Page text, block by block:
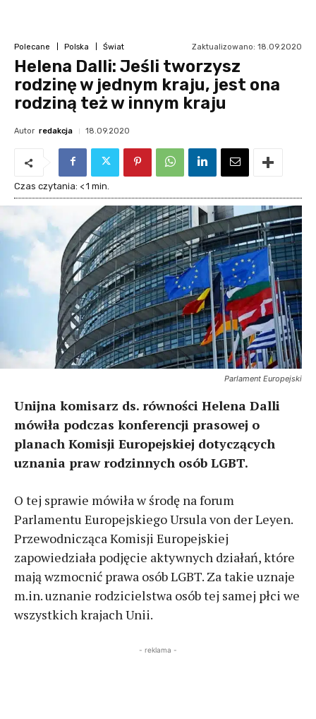
Polecane Polska Świat Zaktualizowano: 18.09.2020
Helena Dalli: Jeśli tworzysz
rodzinę w jednym kraju, jest ona
rodziną też w innym kraju
Autor redakcja 18.09.2020
Czas czytania: < 1 min.
Parlament Europejski
Unijna komisarz ds. równości Helena Dalli
mówiła podczas konferencji prasowej o
planach Komisji Europejskiej dotyczących
uznania praw rodzinnych osób LGBT.
O tej sprawie mówiła w środę na forum
Parlamentu Europejskiego Ursula von der Leyen.
Przewodnicząca Komisji Europejskiej
zapowiedziała podjęcie aktywnych działań, które
mają wzmocnić prawa osób LGBT. Za takie uznaje
m.in. uznanie rodzicielstwa osób tej samej płci we
wszystkich krajach Unii.
- reklama -